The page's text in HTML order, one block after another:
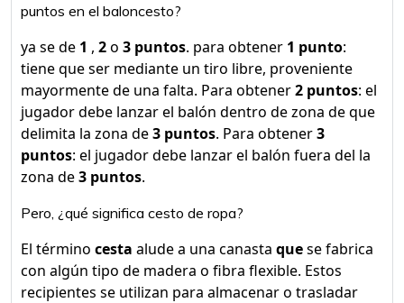
puntos en el baloncesto?
ya se de 1 , 2o 3 puntos. para obtener 1 punto:
tiene que ser mediante un tiro libre, proveniente
mayormente de una falta. Para obtener2 puntos: el
jugador debe lanzar el balón dentro de zona de que
delimita la zona de3 puntos. Para obtener3
puntos: el jugador debe lanzar el balón fuera del la
zona de3 puntos.
Pero, ¿qué significa cesto de ropa?
El término cesta alude a una canasta quese fabrica
con algún tipo de madera o fibra flexible. Estos
recipientes se utilizan para almacenar o trasladar